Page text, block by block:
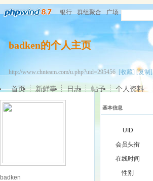
银行 群组聚合 广场
badken的个人主页
http://www.chnteam.com/u.php?uid=295456 [收藏] [复制]
首页 新鲜事 日志 帖子 个人资料
badken
基本信息
UID
会员头衔
在线时间
性别